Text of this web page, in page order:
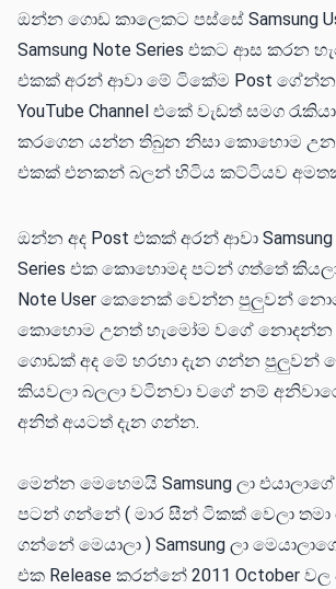
ඔන්න ගොඩ කාලෙකට පස්සේ Samsung
Samsung Note Series එකට ආස කරන
එකක් අරන් ආවා මේ ටිකේම Post ගේන්න
YouTube Channel එකේ වැඩත් සමග
කරගෙන යන්න තිබුන නිසා කොහොම
එකක් එනකන් බලන් හිටිය කට්ටියව
ඔන්න අද Post එකක් අරන් ආවා Samsung
Series එක කොහොමද පටන් ගත්තේ
Note User කෙනෙක් වෙන්න පුලුවන්
කොහොම උනත් හැමෝම වගේ නොදන්න
ගොඩක් අද මේ හරහා දැන ගන්න පුලුවන්
කියවලා බලලා වටිනවා වගේ නම්
අනිත් අයටත් දැන ගන්න.
මෙන්න මෙහෙමයි Samsung ලා එයාලාගේ
පටන් ගන්නේ ( මාර සීන් ටිකක් වෙලා
ගන්නේ මෙයාලා ) Samsung ලා
එක Release කරන්නේ 2011 October